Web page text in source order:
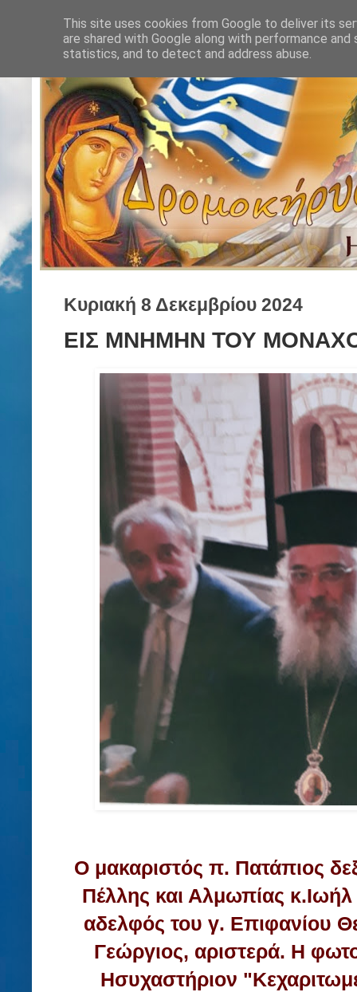
Κυριακή 8 Δεκεμβρίου 2024
ΕΙΣ ΜΝΗΜΗΝ ΤΟΥ
Ο μακαριστός π. Πατάπιος
Πέλλης και Αλμωπίας κ.Ιωήλ
αδελφός του γ. Επιφανίου
Γεώργιος, αριστερά. Η
Ησυχαστήριον
This site uses cookies from Google to deliver its
are shared with Google along with performance
statistics, and to detect and address abuse.